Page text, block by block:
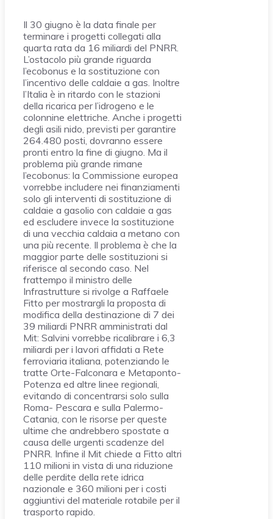
Il 30 giugno è la data finale per
terminare i progetti collegati alla
quarta rata da 16 miliardi del PNRR.
L’ostacolo più grande riguarda
l’ecobonus e la sostituzione con
l’incentivo delle caldaie a gas. Inoltre
l’Italia è in ritardo con le stazioni
della ricarica per l’idrogeno e le
colonnine elettriche. Anche i progetti
degli asili nido, previsti per garantire
264.480 posti, dovranno essere
pronti entro la fine di giugno. Ma il
problema più grande rimane
l’ecobonus: la Commissione europea
vorrebbe includere nei finanziamenti
solo gli interventi di sostituzione di
caldaie a gasolio con caldaie a gas
ed escludere invece la sostituzione
di una vecchia caldaia a metano con
una più recente. Il problema è che la
maggior parte delle sostituzioni si
riferisce al secondo caso. Nel
frattempo il ministro delle
Infrastrutture si rivolge a Raffaele
Fitto per mostrargli la proposta di
modifica della destinazione di 7 dei
39 miliardi PNRR amministrati dal
Mit: Salvini vorrebbe ricalibrare i 6,3
miliardi per i lavori affidati a Rete
ferroviaria italiana, potenziando le
tratte Orte-Falconara e Metaponto-
Potenza ed altre linee regionali,
evitando di concentrarsi solo sulla
Roma- Pescara e sulla Palermo-
Catania, con le risorse per queste
ultime che andrebbero spostate a
causa delle urgenti scadenze del
PNRR. Infine il Mit chiede a Fitto altri
110 milioni in vista di una riduzione
delle perdite della rete idrica
nazionale e 360 milioni per i costi
aggiuntivi del materiale rotabile per il
trasporto rapido.